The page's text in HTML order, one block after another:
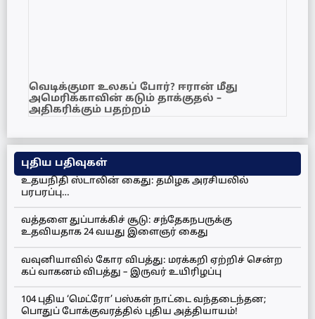
வெடிக்குமா உலகப் போர்? ஈரான் மீது
அமெரிக்காவின் கடும் தாக்குதல் –
அதிகரிக்கும் பதற்றம்
புதிய பதிவுகள்
உதயநிதி ஸ்டாலின் கைது: தமிழக அரசியலில்
பரபரப்பு…
வத்தளை துப்பாக்கிச் சூடு: சந்தேகநபருக்கு
உதவியதாக 24 வயது இளைஞர் கைது
வவுனியாவில் கோர விபத்து: மரக்கறி ஏற்றிச் சென்ற
கப் வாகனம் விபத்து – இருவர் உயிரிழப்பு
104 புதிய ‘மெட்ரோ’ பஸ்கள் நாட்டை வந்தடைந்தன;
பொதுப் போக்குவரத்தில் புதிய அத்தியாயம்!